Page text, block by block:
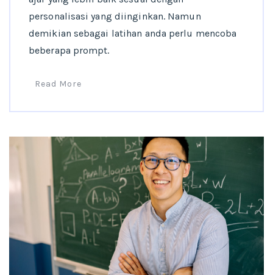
personalisasi yang diinginkan. Namun
demikian sebagai latihan anda perlu mencoba
beberapa prompt.
Read More